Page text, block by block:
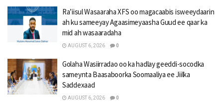
Ra’iisul Wasaaraha XFS oo magacaabis isweeydaarin
ah ku sameeyay Agaasimeyaasha Guud ee qaar ka
mid ah wasaaradaha
AUGUST 6, 2026 0
Golaha Wasiirradao oo ka hadlay geeddi-socodka
sameynta Baasaboorka Soomaaliya ee Jiilka
Saddexaad
AUGUST 6, 2026 0